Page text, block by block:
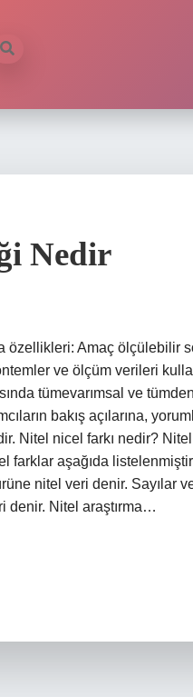
Nedir
özellikleri: Amaç ölçülebilir
ve ölçüm verileri
tümevarımsal ve
bakış açılarına,
Nitel nicel farkı nedir?
farklar aşağıda
nitel veri denir. Sayılar
denir. Nitel araştırma…